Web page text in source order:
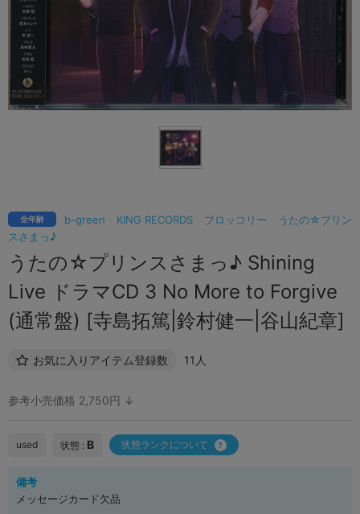
b-green KING RECORDS ブロッコリー
うたの☆プリン
スさまっ♪
全年齢
うたの☆プリンスさまっ♪ Shining
Live ドラマCD 3 No More to Forgive
(通常盤) [寺島拓篤|鈴村健一|谷山紀章]
お気に入りアイテム登録数 11人
参考小売価格 2,750円 ↓
used 状態 : B 状態ランクについて
備考
メッセージカード欠品